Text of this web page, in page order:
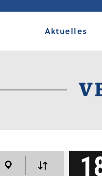
Aktuelles